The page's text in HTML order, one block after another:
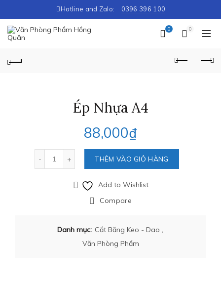
Hotline and Zalo: 0396 396 100
0 0
Ép Nhựa A4
88,000₫
Số lượng
THÊM VÀO GIỎ HÀNG
Add to Wishlist
Compare
Danh mục: Cắt Băng Keo - Dao ,
Văn Phòng Phẩm